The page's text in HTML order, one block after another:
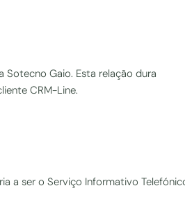
Gaio. Esta relação dura
CRM-Line.
a ser o Serviço Informativo